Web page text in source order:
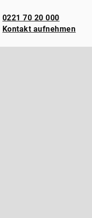
0221 70 20 000
Kontakt aufnehmen